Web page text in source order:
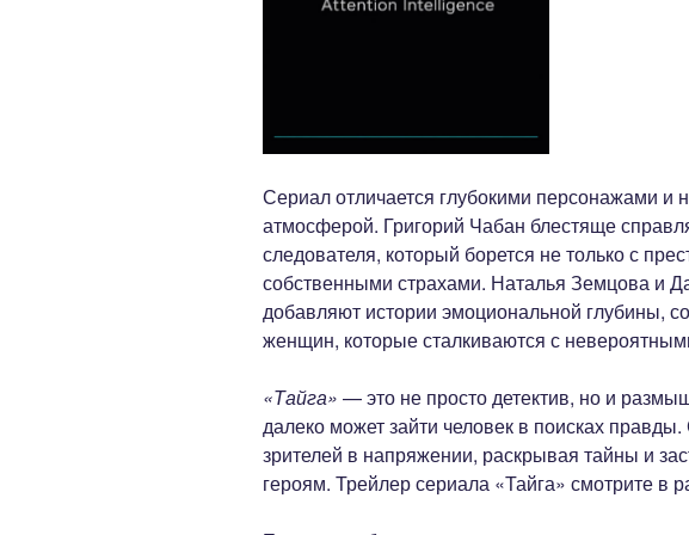
Сериал отличается глубокими персонажами и
атмосферой. Григорий Чабан блестяще
следователя, который борется не только с
собственными страхами. Наталья Земцова и
добавляют истории эмоциональной глубины,
женщин, которые сталкиваются с
«Тайга» — это не просто детектив, но и
далеко может зайти человек в поисках
зрителей в напряжении, раскрывая тайны и
героям. Трейлер сериала «Тайга» смотрите в